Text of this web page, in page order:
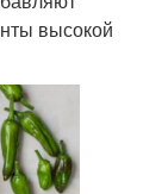
высокой